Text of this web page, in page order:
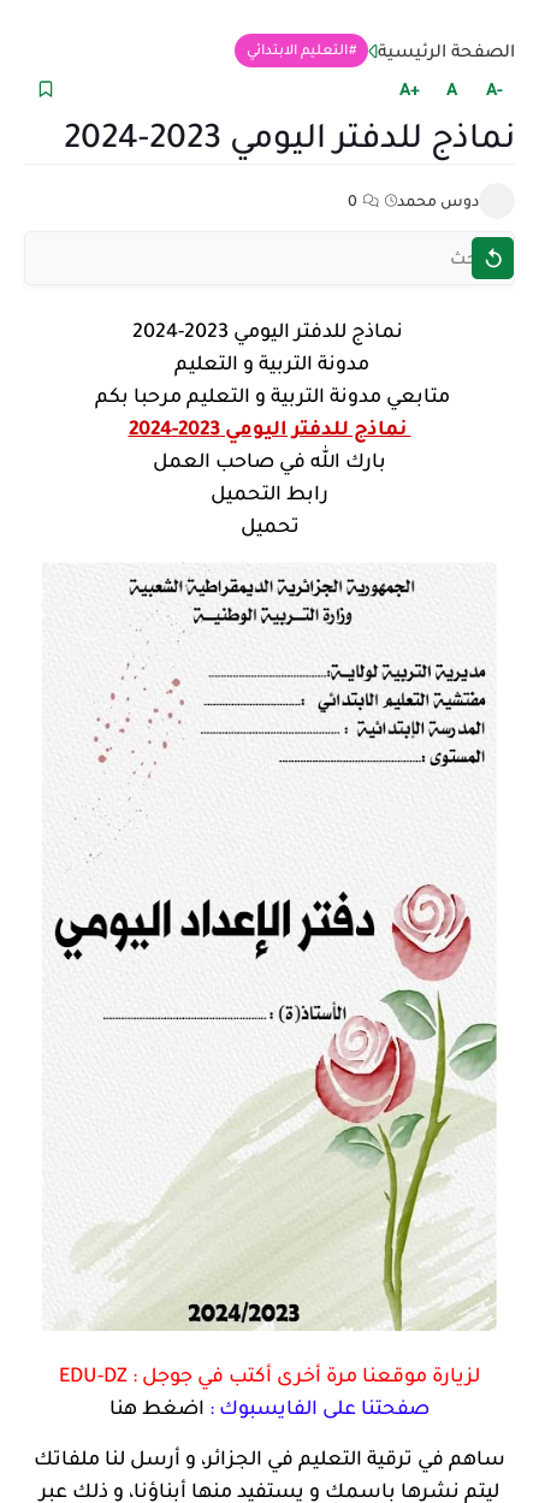
الصفحة الرئيسية التعليم الابتدائي
+A A -A
نماذج للدفتر اليومي 2023-2024
دوس محمد 0
نماذج للدفتر اليومي 2023-2024
مدونة التربية و التعليم
متابعي مدونة التربية و التعليم مرحبا بكم
نماذج للدفتر اليومي 2023-2024
بارك الله في صاحب العمل
رابط التحميل
تحميل
لزيارة موقعنا مرة أخرى أكتب في جوجل : EDU-DZ
صفحتنا على الفايسبوك : اضغط هنا
ساهم في ترقية التعليم في الجزائر، و أرسل لنا ملفاتك
ليتم نشرها باسمك و يستفيد منها أبناؤنا، و ذلك عبر